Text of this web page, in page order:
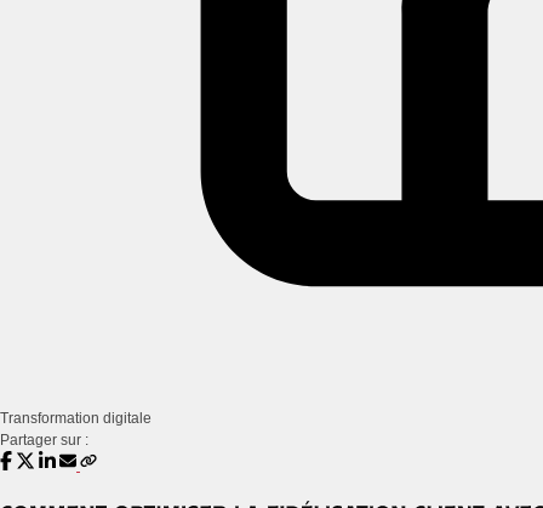
Transformation digitale
Partager sur :